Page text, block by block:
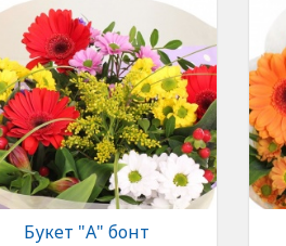
Букет "А" бонт